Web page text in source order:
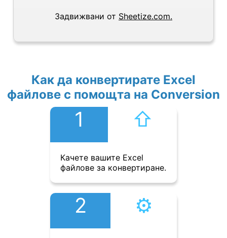
Задвижвани от Sheetize.com.
Как да конвертирате Excel
файлове с помощта на Conversion
1 ⇧︎
Качете вашите Excel
файлове за конвертиране.
2 ⚙︎